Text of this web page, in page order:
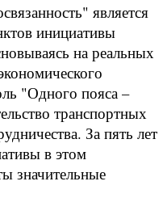
является
инициативы
на реальных
"Одного пояса –
транспортных
За пять лет
в этом
значительные